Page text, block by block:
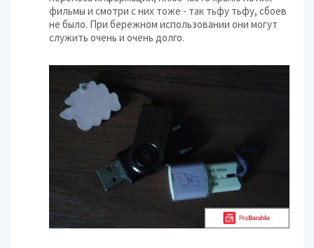
фильмы и смотри с них тоже - так тьфу тьфу, сбоев
не было. При бережном использовании они могут
служить очень и очень долго.